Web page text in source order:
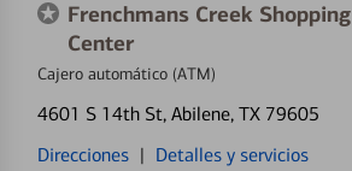
Frenchmans Creek Shopping
Center
Cajero automático (ATM)
4601 S 14th St, Abilene, TX 79605
Direcciones | Detalles y servicios